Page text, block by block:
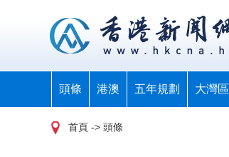
頭條 港澳 五年規劃 大灣區
首頁 -> 頭條